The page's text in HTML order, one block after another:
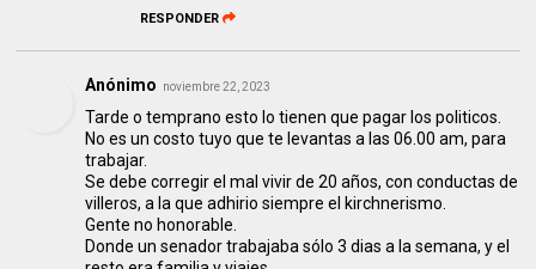
RESPONDER
Anónimo noviembre 22, 2023
Tarde o temprano esto lo tienen que pagar los politicos.
No es un costo tuyo que te levantas a las 06.00 am, para
trabajar.
Se debe corregir el mal vivir de 20 años, con conductas de
villeros, a la que adhirio siempre el kirchnerismo.
Gente no honorable.
Donde un senador trabajaba sólo 3 dias a la semana, y el